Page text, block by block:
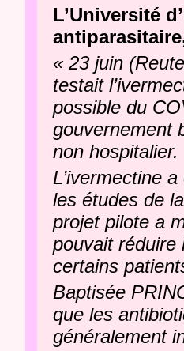
L’Université
« 23 juin
testait
possible du
gouvernement
non hospitalier.
L’ivermectine
les études de
projet pilote a
pouvait réduire
certains
Baptisée
que les
généralement